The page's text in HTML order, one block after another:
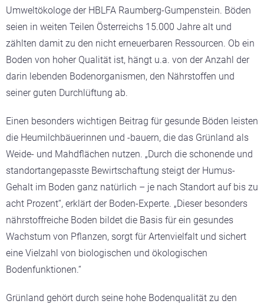
Umweltökologe der HBLFA Raumberg-Gumpenstein. Böden
seien in weiten Teilen Österreichs 15.000 Jahre alt und
zählten damit zu den nicht erneuerbaren Ressourcen. Ob ein
Boden von hoher Qualität ist, hängt u.a. von der Anzahl der
darin lebenden Bodenorganismen, den Nährstoffen und
seiner guten Durchlüftung ab.
Einen besonders wichtigen Beitrag für gesunde Böden leisten
die Heumilchbäuerinnen und -bauern, die das Grünland als
Weide- und Mahdflächen nutzen. „Durch die schonende und
standortangepasste Bewirtschaftung steigt der Humus-
Gehalt im Boden ganz natürlich – je nach Standort auf bis zu
acht Prozent“, erklärt der Boden-Experte. „Dieser besonders
nährstoffreiche Boden bildet die Basis für ein gesundes
Wachstum von Pflanzen, sorgt für Artenvielfalt und sichert
eine Vielzahl von biologischen und ökologischen
Bodenfunktionen.“
Grünland gehört durch seine hohe Bodenqualität zu den